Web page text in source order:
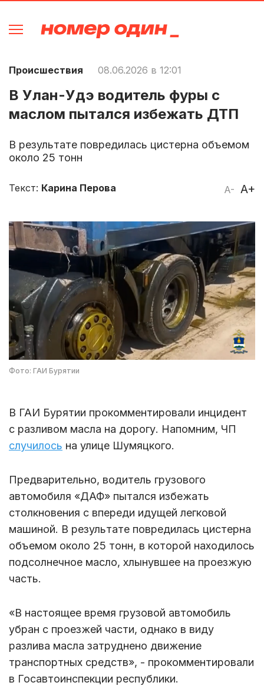
Происшествия 08.06.2026 в 12:01
В Улан-Удэ водитель фуры с
маслом пытался избежать ДТП
В результате повредилась цистерна объемом
около 25 тонн
A- A+
Текст: Карина Перова
Фото: ГАИ Бурятии
В ГАИ Бурятии прокомментировали инцидент
с разливом масла на дорогу. Напомним, ЧП
случилось на улице Шумяцкого.
Предварительно, водитель грузового
автомобиля «ДАФ» пытался избежать
столкновения с впереди идущей легковой
машиной. В результате повредилась цистерна
объемом около 25 тонн, в которой находилось
подсолнечное масло, хлынувшее на проезжую
часть.
«В настоящее время грузовой автомобиль
убран с проезжей части, однако в виду
разлива масла затруднено движение
транспортных средств», - прокомментировали
в Госавтоинспекции республики.